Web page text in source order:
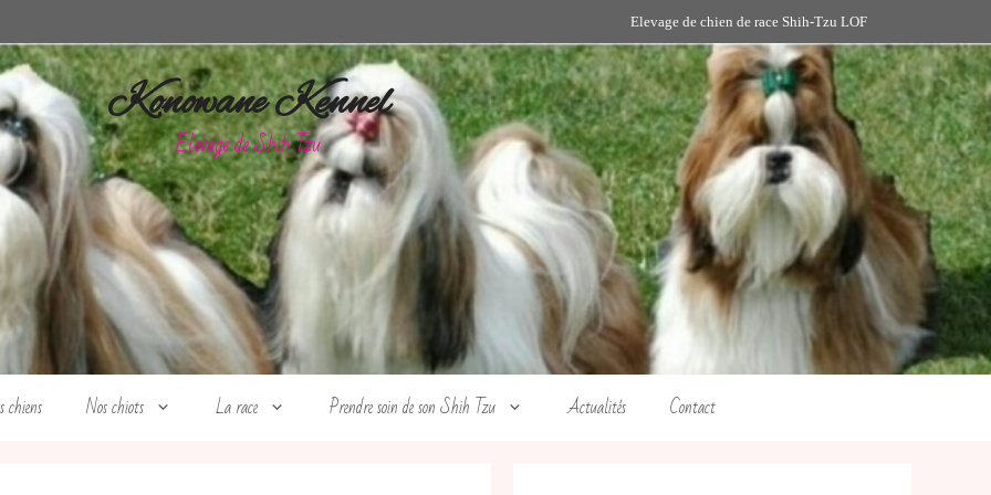
Elevage de chien de race Shih-Tzu LOF
Konowane Kennel
Elevage de Shih Tzu
chiens Nos chiots La race Prendre soin de son Shih Tzu Actualités Contact